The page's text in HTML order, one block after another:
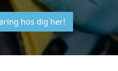
hos dig her!